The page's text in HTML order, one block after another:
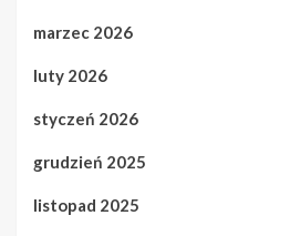
marzec 2026
luty 2026
styczeń 2026
grudzień 2025
listopad 2025